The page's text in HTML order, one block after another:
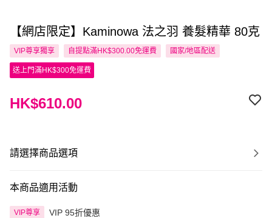
【網店限定】Kaminowa 法之羽 養髮精華 80克
VIP尊享獨享 自提點滿HK$300.00免運費 國家/地區配送
送上門滿HK$300免運費
HK$610.00
請選擇商品選項
本商品適用活動
VIP尊享 VIP 95折優惠